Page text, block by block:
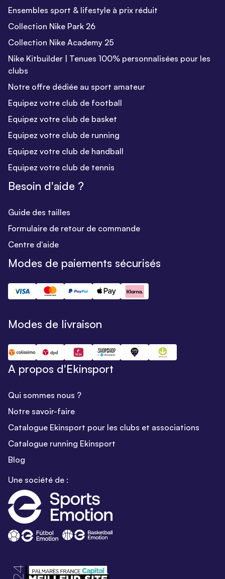
Ensembles sport & lifestyle à prix réduit
Collection Nike Park 26
Collection Nike Academy 25
Nike Kitbuilder | Tenues 100% personnalisées pour les
clubs
Notre offre dédiée au sport amateur
Equipez votre club de football
Equipez votre club de basket
Equipez votre club de running
Equipez votre club de handball
Equipez votre club de tennis
Besoin d'aide ?
Guide des tailles
Formulaire de retour de commande
Centre d'aide
Modes de paiements sécurisés
Modes de livraison
A propos d'Ekinsport
Qui sommes nous ?
Notre savoir-faire
Catalogue Ekinsport pour les clubs et associations
Catalogue running Ekinsport
Blog
Une société de :